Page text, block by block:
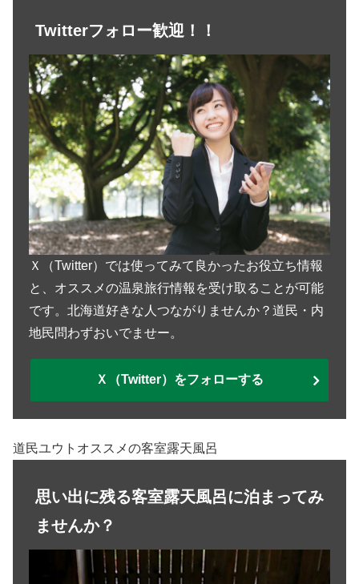
Twitterフォロー歓迎！！
Ｘ（Twitter）では使ってみて良かったお役立ち情報
と、オススメの温泉旅行情報を受け取ることが可能
です。北海道好きな人つながりませんか？道民・内
地民問わずおいでませー。
Ｘ（Twitter）をフォローする
道民ユウトオススメの客室露天風呂
思い出に残る客室露天風呂に泊まってみ
ませんか？